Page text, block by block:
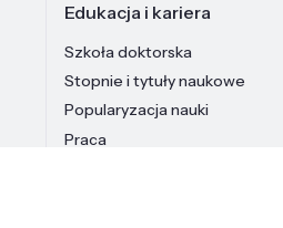
Edukacja i kariera
Szkoła doktorska
Stopnie i tytuły naukowe
Popularyzacja nauki
Praca